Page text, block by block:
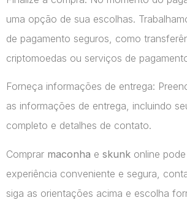
uma opção de sua escolhas.
de pagamento seguros, como
criptomoedas ou serviços de
Forneça informações de entrega:
as informações de entrega, incluindo
completo e detalhes de contato.
Comprar maconha e skunk online
experiência conveniente e segura,
siga as orientações acima e escolha